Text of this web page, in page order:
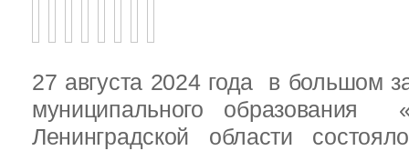
27 августа 2024 года в большом
муниципального образования
Ленинградской области